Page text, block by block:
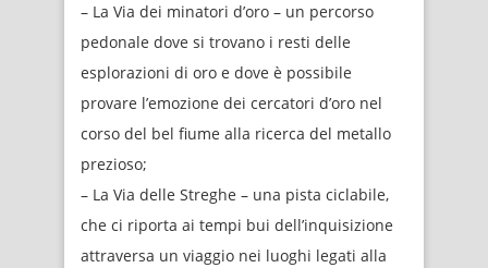
– La Via dei minatori d’oro – un percorso
pedonale dove si trovano i resti delle
esplorazioni di oro e dove è possibile
provare l’emozione dei cercatori d’oro nel
corso del bel fiume alla ricerca del metallo
prezioso;
– La Via delle Streghe – una pista ciclabile,
che ci riporta ai tempi bui dell’inquisizione
attraversa un viaggio nei luoghi legati alla